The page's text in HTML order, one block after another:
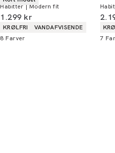
Habitter | Modern fit
I alt (inkl. rabat)
1.299 kr
Produkt egenskaber
KRØLFRI
VANDAFVISENDE
8 Farver
I
7